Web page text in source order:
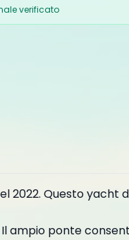
verificato
2022. Questo yacht
ponte